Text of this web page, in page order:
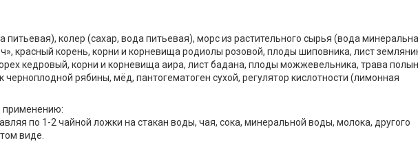
питьевая), колер (сахар, вода питьевая), морс из растительного сырья (вода
красный корень, корни и корневища родиолы розовой, плоды шиповника, лист
кедровый, корни и корневища аира, лист бадана, плоды можжевельника, трава
черноплодной рябины, мёд, пантогематоген сухой, регулятор кислотности (лимонная
применению:
по 1-2 чайной ложки на стакан воды, чая, сока, минеральной воды, молока, другого
виде.